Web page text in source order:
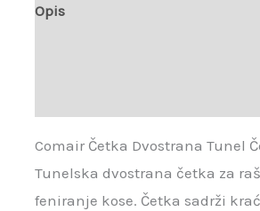
Opis
Comair Četka Dvostrana Tunel
Tunelska dvostrana četka za
feniranje kose. Četka sadrži